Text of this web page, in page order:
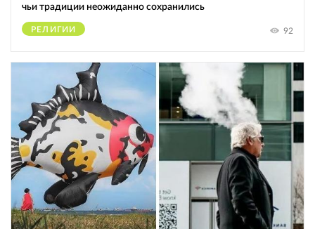
чьи традиции неожиданно сохранились
РЕЛИГИИ 92